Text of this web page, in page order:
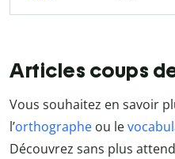
Articles coups
Vous souhaitez en savoir
l’orthographe ou le
Découvrez sans plus